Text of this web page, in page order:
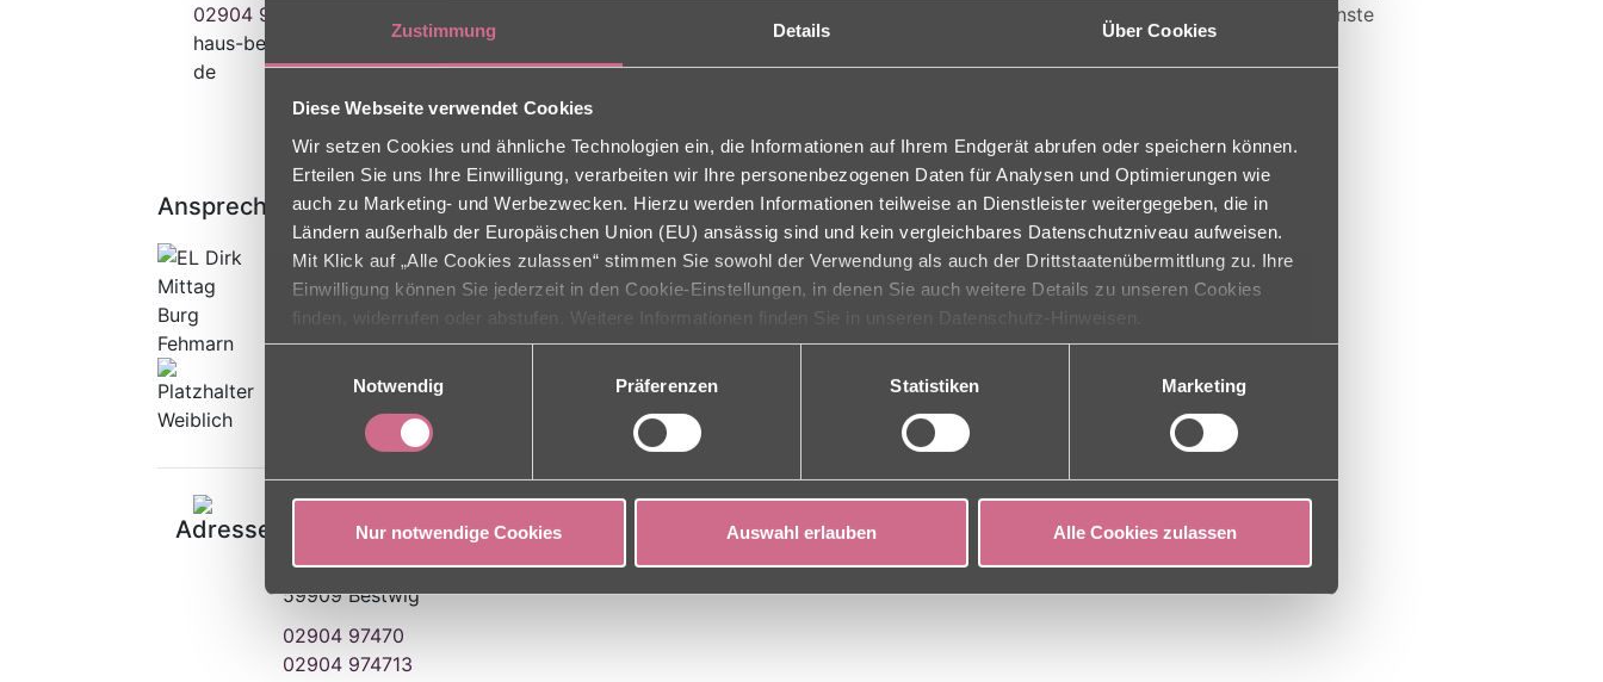
Zustimmung Details Über Cookies
Diese Webseite verwendet Cookies
Wir setzen Cookies und ähnliche Technologien ein, die Informationen auf Ihrem Endgerät abrufen oder speichern können.
Erteilen Sie uns Ihre Einwilligung, verarbeiten wir Ihre personenbezogenen Daten für Analysen und Optimierungen wie
auch zu Marketing- und Werbezwecken. Hierzu werden Informationen teilweise an Dienstleister weitergegeben, die in
Ländern außerhalb der Europäischen Union (EU) ansässig sind und kein vergleichbares Datenschutzniveau aufweisen.
Mit Klick auf „Alle Cookies zulassen“ stimmen Sie sowohl der Verwendung als auch der Drittstaatenübermittlung zu. Ihre
Einwilligung können Sie jederzeit in den Cookie-Einstellungen, in denen Sie auch weitere Details zu unseren Cookies
finden, widerrufen oder abstufen. Weitere Informationen finden Sie in unseren Datenschutz-Hinweisen.
Notwendig
Präferenzen Statistiken Marketing
Nur notwendige Cookies Auswahl erlauben Alle Cookies zulassen
02904 974713
haus-bestwig
charleston [dot]
de
Ansprechpartner
Interim Einrichtungsleitung
Dirk Mittag
Kübra Yilmaz
Reinigungs- und Wäscheservice in Anspruch nehmen und auch sonst weitere Dienste
hinzubuchen, die ihnen den Alltag erleichtern.
Adresse
Bundesstr. 30
59909 Bestwig
02904 97470
02904 974713